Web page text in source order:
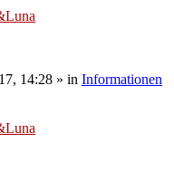
14:28 » in Informationen